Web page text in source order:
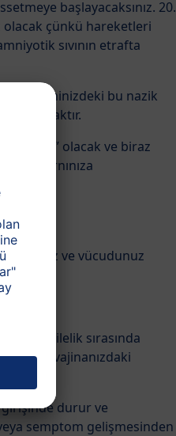
başlayacaksınız. 20.
olacak çünkü hareketleri
sıvının etrafta
rahminizdeki bu nazik
kalacaktır.
“boğuk” olacak ve biraz
karnınıza
ve vücudunuz
ve hamilelik sırasında
bu da vajinanızdaki
girişinde durur ve
semptom gelişmesinden